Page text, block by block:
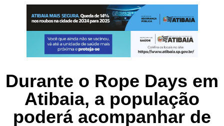
Durante o Rope Days em
Atibaia, a população
poderá acompanhar de